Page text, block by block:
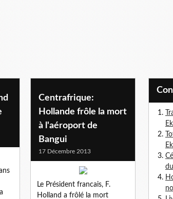
Centrafrique:
Hollande frôle la mort
à l'aéroport de
Bangui
17 Décembre 2013
Le Président francais, F.
Holland a frôlé la mort